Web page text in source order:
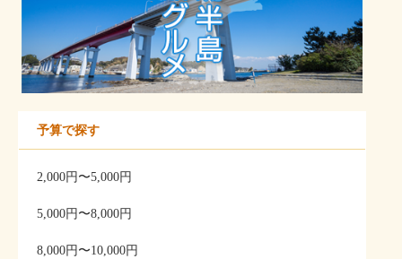
予算で探す
2,000円〜5,000円
5,000円〜8,000円
8,000円〜10,000円